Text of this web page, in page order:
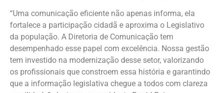
“Uma comunicação eficiente não apenas informa, ela
fortalece a participação cidadã e aproxima o Legislativo
da população. A Diretoria de Comunicação tem
desempenhado esse papel com excelência. Nossa gestão
tem investido na modernização desse setor, valorizando
os profissionais que constroem essa história e garantindo
que a informação legislativa chegue a todos com clareza